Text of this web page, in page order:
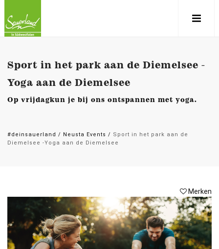
Sport in het park aan de Diemelsee -
Yoga aan de Diemelsee
Op vrijdagkun je bij ons ontspannen met yoga.
#deinsauerland / Neusta Events / Sport in het park aan de
Diemelsee -Yoga aan de Diemelsee
Merken